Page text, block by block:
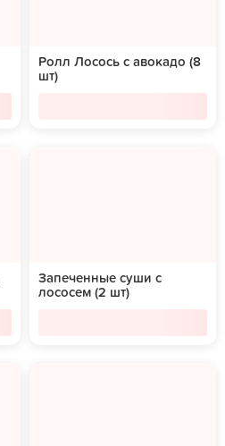
Ролл Лосось с авокадо (8
шт)
Запеченные суши с
лососем (2 шт)